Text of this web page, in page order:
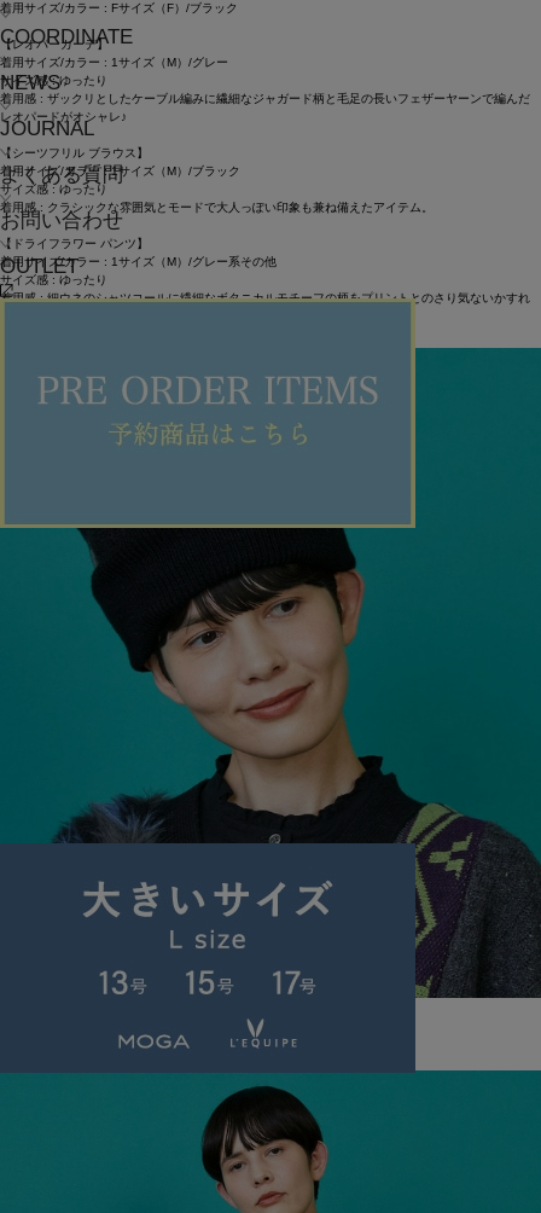
COORDINATE
NEWS
JOURNAL
よくある質問
お問い合わせ
OUTLET
着用サイズ/カラー : Fサイズ（F）/ブラック
【レオパーカーデ】
着用サイズ/カラー : 1サイズ（M）/グレー
サイズ感 : ゆったり
着用感 : ザックリとしたケーブル編みに繊細なジャガード柄と毛足の長いフェザーヤーンで編んだ
レオパードがオシャレ♪
【シーツフリル ブラウス】
着用サイズ/カラー : 1サイズ（M）/ブラック
サイズ感 : ゆったり
着用感 : クラシックな雰囲気とモードで大人っぽい印象も兼ね備えたアイテム。
【ドライフラワー パンツ】
着用サイズ/カラー : 1サイズ（M）/グレー系その他
サイズ感 : ゆったり
着用感 : 細ウネのシャツコールに繊細なボタニカルモチーフの柄をプリントとのさり気ないかすれ